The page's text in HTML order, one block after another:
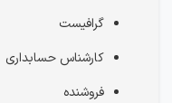
گرافیست
کارشناس حسابداری
فروشنده